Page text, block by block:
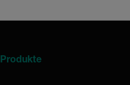
Produkte